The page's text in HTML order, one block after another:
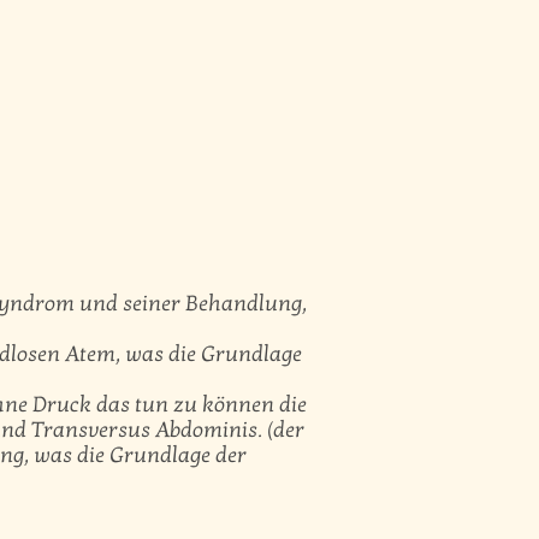
und seiner Behandlung,
Atem, was die Grundlage
Druck das tun zu können die
Transversus Abdominis. (der
was die Grundlage der